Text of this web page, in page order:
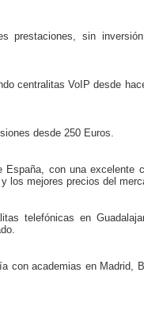
prestaciones, sin
centralitas VoIP desde
desde 250 Euros.
España, con una excelente
los mejores precios del
telefónicas en
con academias en Madrid,